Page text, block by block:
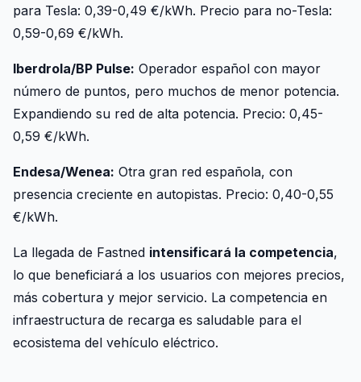
para Tesla: 0,39-0,49 €/kWh. Precio para no-Tesla:
0,59-0,69 €/kWh.
Iberdrola/BP Pulse: Operador español con mayor
número de puntos, pero muchos de menor potencia.
Expandiendo su red de alta potencia. Precio: 0,45-
0,59 €/kWh.
Endesa/Wenea: Otra gran red española, con
presencia creciente en autopistas. Precio: 0,40-0,55
€/kWh.
La llegada de Fastned intensificará la competencia,
lo que beneficiará a los usuarios con mejores precios,
más cobertura y mejor servicio. La competencia en
infraestructura de recarga es saludable para el
ecosistema del vehículo eléctrico.